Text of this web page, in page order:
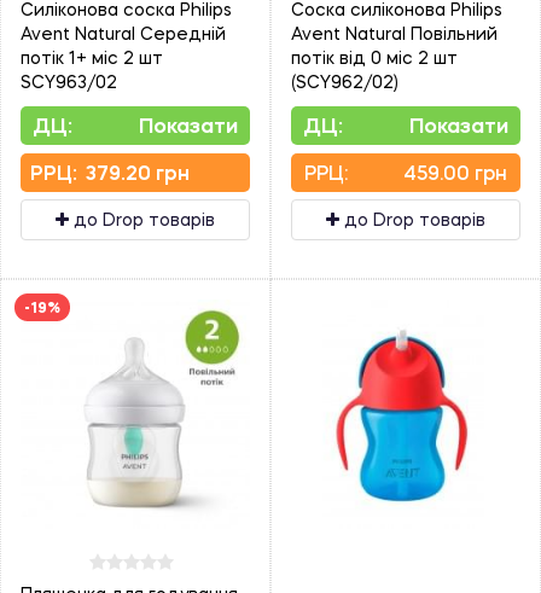
Силіконова соска Philips
Avent Natural Середній
потік 1+ міс 2 шт
SCY963/02
ДЦ: Показати
PPЦ: 379.20 грн
до Drop товарів
Соска силіконова Philips
Avent Natural Повільний
потік від 0 міс 2 шт
(SCY962/02)
ДЦ: Показати
PPЦ: 459.00 грн
до Drop товарів
-19%